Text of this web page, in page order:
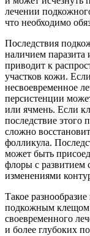
лечении
что необходимо
Последствия
наличием паразита
приводит к
участков кожи.
несвоевременное
персистенции
или ячмень. Если
последствие этого
сложно
фолликула.
может быть
флоры с развитием
изменениями
Такое
подкожным клещом
своевременного
и более глубоких